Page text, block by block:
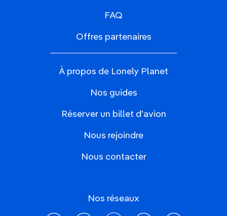
FAQ
Offres partenaires
À propos de Lonely Planet
Nos guides
Réserver un billet d'avion
Nous rejoindre
Nous contacter
Nos réseaux